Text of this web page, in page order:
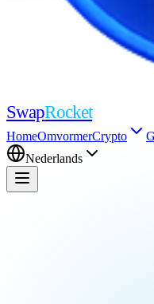
SwapRocket
HomeOmvormerCrypto
Nederlands